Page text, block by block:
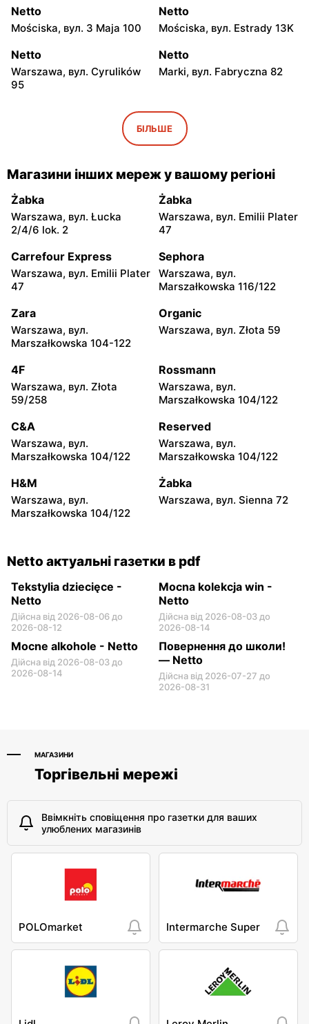
Netto
Mościska, вул. 3 Maja 100
Netto
Mościska, вул. Estrady 13K
Netto
Warszawa, вул. Cyrulików
95
Netto
Marki, вул. Fabryczna 82
Warszawa, вул. Wisełki 6
Netto
Warszawa, вул.
Mochtyńska 101
Netto
Miedzeszyński 69
Pruszków, вул. Poznańska
18
Netto
171
Netto
29
Netto
Słowackiego 20B
Netto
Pruszkowska 70
Netto
Ułanów 1C
Netto
Olszankowa 56
Netto
Warszawy 2A
Netto
Jadowska 47D
Netto
Kuklińskiego 1
Netto
Lennona 6
Netto Netto
БІЛЬШЕ
Магазини інших мереж у вашому регіоні
Żabka
Warszawa, вул. Łucka
2/4/6 lok. 2
Żabka
Warszawa, вул. Emilii Plater
47
Carrefour Express
Warszawa, вул. Emilii Plater
47
Sephora
Warszawa, вул.
Marszałkowska 116/122
Zara
Warszawa, вул.
Marszałkowska 104-122
Organic
Warszawa, вул. Złota 59
4F
Warszawa, вул. Złota
59/258
Rossmann
Warszawa, вул.
Marszałkowska 104/122
C&A
Warszawa, вул.
Marszałkowska 104/122
Reserved
Warszawa, вул.
Marszałkowska 104/122
H&M
Warszawa, вул.
Marszałkowska 104/122
Żabka
Warszawa, вул. Sienna 72
Netto актуальні газетки в pdf
Tekstylia dziecięce -
Netto
Дійсна від 2026-08-06 до
2026-08-12
Mocna kolekcja win -
Netto
Дійсна від 2026-08-03 до
2026-08-14
Mocne alkohole - Netto
Дійсна від 2026-08-03 до
2026-08-14
Повернення до школи!
— Netto
Дійсна від 2026-07-27 до
2026-08-31
МАГАЗИНИ
Торгівельні мережі
Ввімкніть сповіщення про газетки для ваших
улюблених магазинів
POLOmarket Intermarche Super